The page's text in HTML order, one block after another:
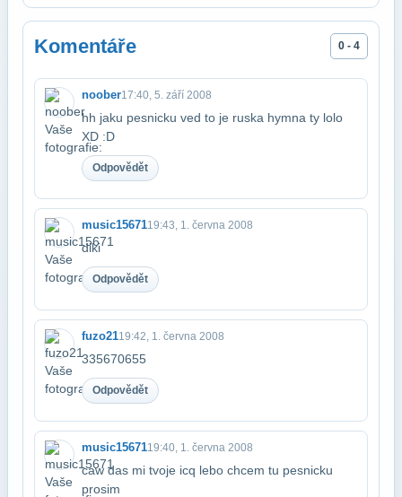
Komentáře 0 - 4
noober17:40, 5. září 2008
hh jaku pesnicku ved to je ruska hymna ty lolo
XD :D
Odpovědět
music1567119:43, 1. června 2008
diki
Odpovědět
fuzo2119:42, 1. června 2008
335670655
Odpovědět
music1567119:40, 1. června 2008
caw das mi tvoje icq lebo chcem tu pesnicku
prosim